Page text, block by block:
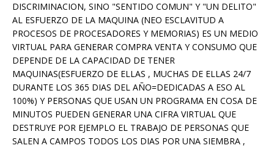
DISCRIMINACION, SINO "SENTIDO COMUN" Y "UN DELITO"
AL ESFUERZO DE LA MAQUINA (NEO ESCLAVITUD A
PROCESOS DE PROCESADORES Y MEMORIAS) ES UN MEDIO
VIRTUAL PARA GENERAR COMPRA VENTA Y CONSUMO QUE
DEPENDE DE LA CAPACIDAD DE TENER
MAQUINAS(ESFUERZO DE ELLAS , MUCHAS DE ELLAS 24/7
DURANTE LOS 365 DIAS DEL AÑO=DEDICADAS A ESO AL
100%) Y PERSONAS QUE USAN UN PROGRAMA EN COSA DE
MINUTOS PUEDEN GENERAR UNA CIFRA VIRTUAL QUE
DESTRUYE POR EJEMPLO EL TRABAJO DE PERSONAS QUE
SALEN A CAMPOS TODOS LOS DIAS POR UNA SIEMBRA ,